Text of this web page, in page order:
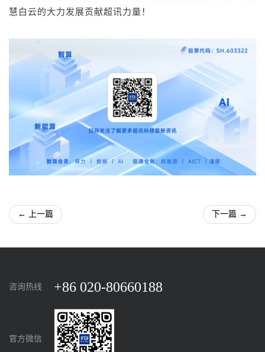
慧白云的大力发展贡献超讯力量！
← 上一篇 下一篇 →
咨询热线 +86 020-80660188
官方微信